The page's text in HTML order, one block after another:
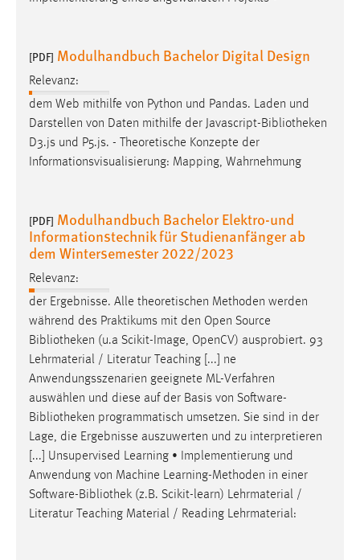
[PDF] Modulhandbuch Bachelor Digital Design
Relevanz:
dem Web mithilfe von Python und Pandas. Laden und
Darstellen von Daten mithilfe der Javascript-Bibliotheken
D3.js und P5.js. - Theoretische Konzepte der
Informationsvisualisierung: Mapping, Wahrnehmung
[PDF] Modulhandbuch Bachelor Elektro-und
Informationstechnik für Studienanfänger ab
dem Wintersemester 2022/2023
Relevanz:
der Ergebnisse. Alle theoretischen Methoden werden
während des Praktikums mit den Open Source
Bibliotheken (u.a Scikit-Image, OpenCV) ausprobiert. 93
Lehrmaterial / Literatur Teaching [...] ne
Anwendungsszenarien geeignete ML-Verfahren
auswählen und diese auf der Basis von Software-
Bibliotheken programmatisch umsetzen. Sie sind in der
Lage, die Ergebnisse auszuwerten und zu interpretieren
[...] Unsupervised Learning • Implementierung und
Anwendung von Machine Learning-Methoden in einer
Software-Bibliothek (z.B. Scikit-learn) Lehrmaterial /
Literatur Teaching Material / Reading Lehrmaterial: